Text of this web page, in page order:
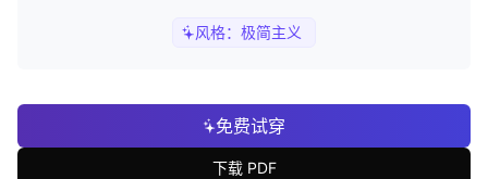
风格： 极简主义
免费试穿
下载 PDF